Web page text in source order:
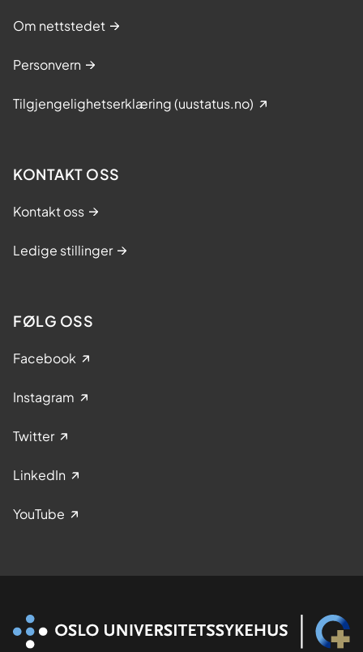
Om nettstedet
Personvern
Tilgjengelighetserklæring (uustatus.no)
KONTAKT OSS
Kontakt oss
Ledige stillinger
FØLG OSS
Facebook
Instagram
Twitter
LinkedIn
YouTube